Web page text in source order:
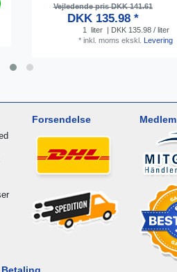
Vejledende pris DKK 141.61
DKK 135.98 *
1 liter
| DKK 135.98 / liter
* inkl. moms ekskl. Levering
Forsendelse